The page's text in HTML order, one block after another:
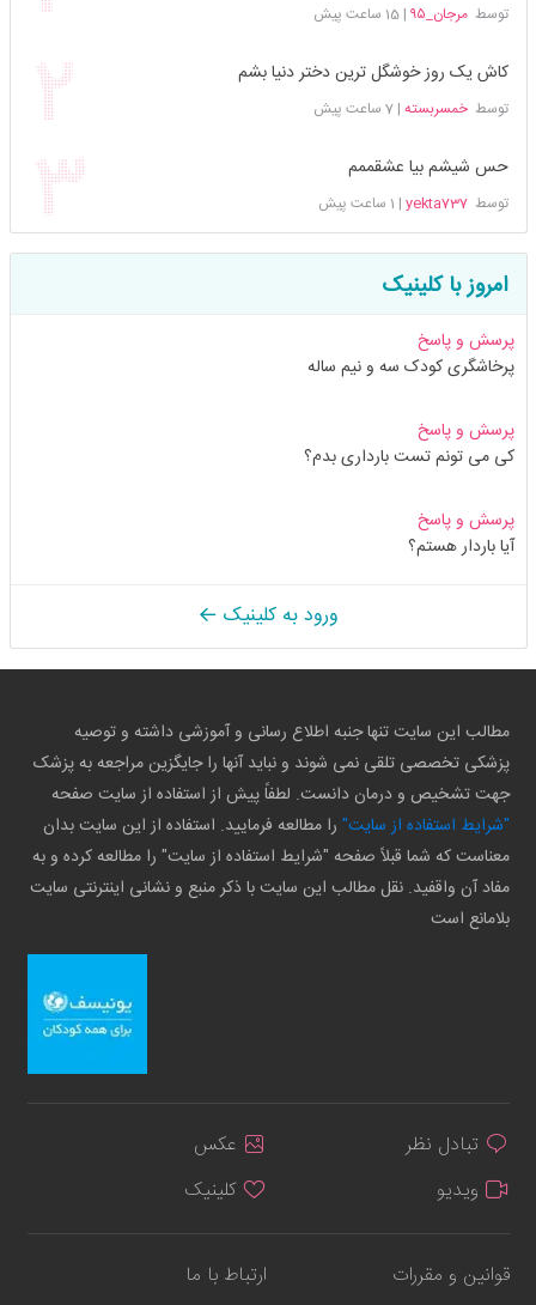
توسطمرجان_۹۵ |15 ساعت پیش
کاش یک روز خوشگل ترین دختر دنیا بشم
توسطخمسربسته |7 ساعت پیش
حس شیشم بیا عشقممم
توسطyekta737
| 1 ساعت پیش
امروز با کلینیک
پرسش و پاسخ
پرخاشگری کودک سه و نیم ساله
پرسش و پاسخ
کی می تونم تست بارداری بدم؟
پرسش و پاسخ
آیا باردار هستم؟
ورود به کلینیک
مطالب این سایت تنها جنبه اطلاع رسانی و آموزشی داشته و توصیه
پزشکی تخصصی تلقی نمی شوند و نباید آنها را جایگزین مراجعه به پزشک
جهت تشخیص و درمان دانست. لطفاً پیش از استفاده از سایت صفحه
"شرایط استفاده از سایت" را مطالعه فرمایید. استفاده از این سایت بدان
معناست که شما قبلاً صفحه "شرایط استفاده از سایت" را مطالعه کرده و به
مفاد آن واقفید. نقل مطالب این سایت با ذکر منبع و نشانی اینترنتی سایت
بلامانع است
تبادل نظر
عکس
ویدیو
کلینیک
قوانین و مقررات ارتباط با ما